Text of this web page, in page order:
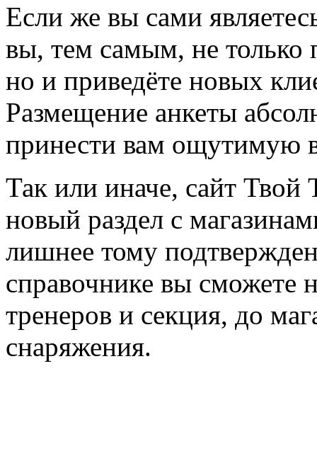
Если же вы сами
вы, тем самым, не
но и приведёте новых
Размещение анкеты
принести вам ощутимую
Так или иначе, сайт Твой
новый раздел с
лишнее тому
справочнике вы сможете
тренеров и секция, до
снаряжения.